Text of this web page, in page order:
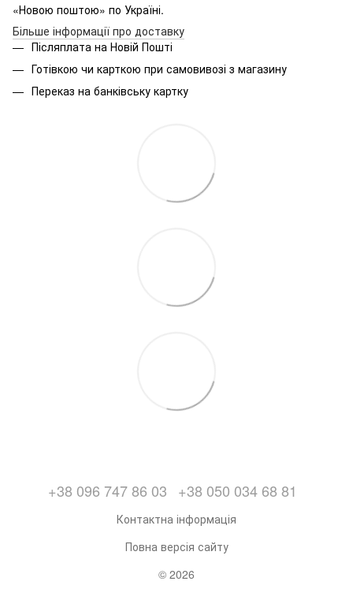
«Новою поштою» по Україні.
Більше інформації про доставку
Післяплата на Новій Пошті
Готівкою чи карткою при самовивозі з магазину
Переказ на банківську картку
+38 096 747 86 03 +38 050 034 68 81
Контактна інформація
Повна версія сайту
© 2026